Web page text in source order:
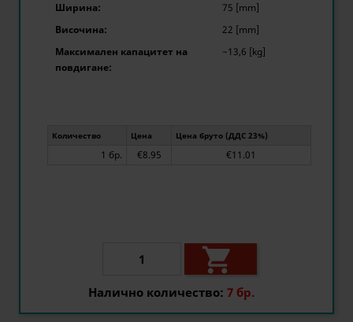
Ширина:
75 [mm]
Височина:
22 [mm]
Максимален капацитет на
повдигане:
~13,6 [kg]
Количество Цена Цена бруто (ДДС 23%)
1 бр. €8.95 €11.01

Налично количество: 7 бр.